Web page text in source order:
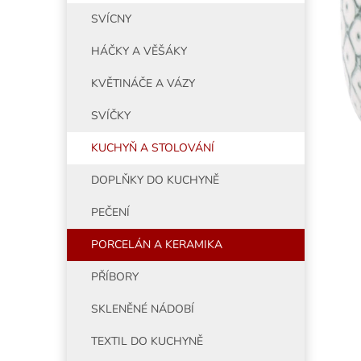
SVÍCNY
HÁČKY A VĚŠÁKY
KVĚTINÁČE A VÁZY
SVÍČKY
KUCHYŇ A STOLOVÁNÍ
DOPLŇKY DO KUCHYNĚ
PEČENÍ
PORCELÁN A KERAMIKA
PŘÍBORY
SKLENĚNÉ NÁDOBÍ
TEXTIL DO KUCHYNĚ